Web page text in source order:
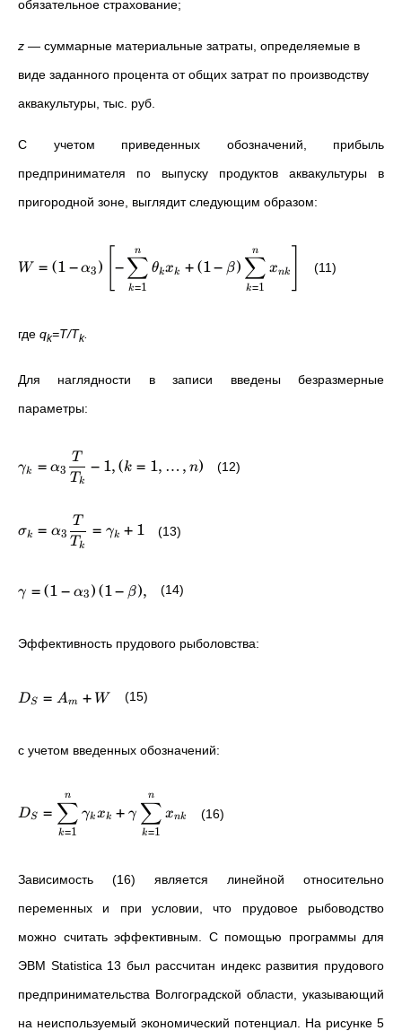
обязательное страхование;
z — суммарные материальные затраты, определяемые в
виде заданного процента от общих затрат по производству
аквакультуры, тыс. руб.
С учетом приведенных обозначений, прибыль
предпринимателя по выпуску продуктов аквакультуры в
пригородной зоне, выглядит следующим образом:
W = (1− α3) [−
k=1
∑
n
θkxk +(1− β)
k=1
∑
n
xnk (11)
где qk=T/Tk.
Для наглядности в записи введены безразмерные
параметры:
γk = α3
Tk
T − 1,(k = 1, … , n) (12)
σk = α3
Tk
T = γk + 1 (13)
γ =(1− α3)(1− β), (14)
Эффективность прудового рыболовства:
DS = Am + W (15)
с учетом введенных обозначений:
DS =
k=1
∑
n
γk xk + γ
k=1
∑
n
xnk (16)
Зависимость (16) является линейной относительно
переменных и при условии, что прудовое рыбоводство
можно считать эффективным. С помощью программы для
ЭВМ Statistica 13 был рассчитан индекс развития прудового
предпринимательства Волгоградской области, указывающий
на неиспользуемый экономический потенциал. На рисунке 5